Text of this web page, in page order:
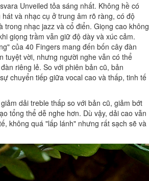
Unveiled tỏa sáng nhất. Không hề có
và nhạc cụ ở trung âm rõ ràng, có độ
trong nhạc jazz và cổ điển. Giọng cao không
giọng trầm vẫn giữ độ dày và xúc cảm.
của 40 Fingers mang đến bốn cây đàn
tuyệt vời, nhưng người nghe vẫn có thể
riêng lẻ. So với phiên bản cũ, bản
chuyển tiếp giữa vocal cao và thấp, tinh tế
dải treble thấp so với bản cũ, giảm bớt
tổng thể dễ nghe hơn. Dù vậy, dải cao vẫn
không quá "lấp lánh" nhưng rất sạch sẽ và